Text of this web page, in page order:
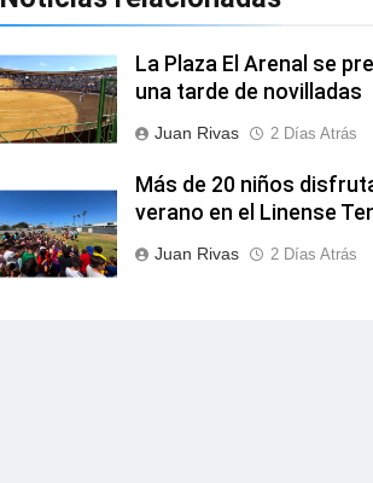
La Plaza El Arenal se
una tarde de novilladas
Juan Rivas 2 Días Atrás
Más de 20 niños
verano en el Linense
Juan Rivas 2 Días Atrás